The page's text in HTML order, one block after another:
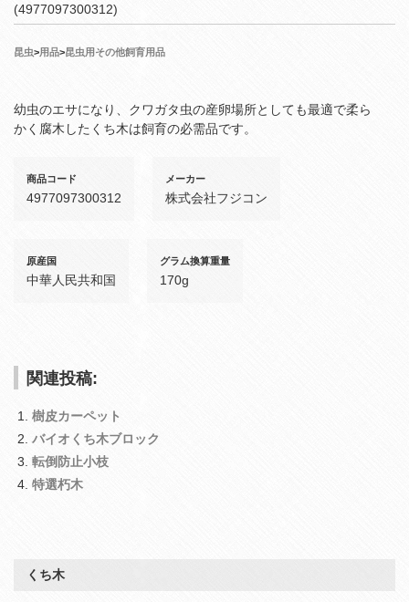
(4977097300312)
昆虫>用品>昆虫用その他飼育用品
幼虫のエサになり、クワガタ虫の産卵場所としても最適で柔ら
かく腐木したくち木は飼育の必需品です。
商品コード
4977097300312
メーカー
株式会社フジコン
原産国
中華人民共和国
グラム換算重量
170g
関連投稿:
樹皮カーペット
バイオくち木ブロック
転倒防止小枝
特選朽木
くち木